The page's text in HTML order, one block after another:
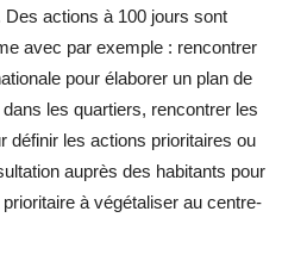
Des actions à 100 jours sont
avec par exemple : rencontrer
pour élaborer un plan de
les quartiers, rencontrer les
définir les actions prioritaires ou
auprès des habitants pour
à végétaliser au centre-